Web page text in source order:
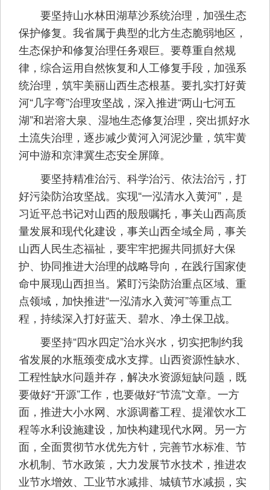
要坚持山水林田湖草沙系统治理，加强生态
保护修复。我省属于典型的北方生态脆弱地区，
生态保护和修复治理任务艰巨。要尊重自然规
律，综合运用自然恢复和人工修复手段，加强系
统治理，筑牢美丽山西生态根基。要扎实打好黄
河“几字弯”治理攻坚战，深入推进“两山七河五
湖”和岩溶大泉、湿地生态修复治理，突出抓好水
土流失治理，逐步减少黄河入河泥沙量，筑牢黄
河中游和京津冀生态安全屏障。
要坚持精准治污、科学治污、依法治污，打
好污染防治攻坚战。实现“一泓清水入黄河”，是
习近平总书记对山西的殷殷嘱托，事关山西高质
量发展和现代化建设，事关山西全域全局，事关
山西人民生态福祉，要牢牢把握共同抓好大保
护、协同推进大治理的战略导向，在践行国家使
命中展现山西担当。紧盯污染防治重点区域、重
点领域，加快推进“一泓清水入黄河”等重点工
程，持续深入打好蓝天、碧水、净土保卫战。
要坚持“四水四定”治水兴水，切实把制约我
省发展的水瓶颈变成水支撑。山西资源性缺水、
工程性缺水问题并存，解决水资源短缺问题，既
要做好“开源”工作，也要做好“节流”文章。一方
面，推进大小水网、水源调蓄工程、提灌饮水工
程等水利设施建设，加快构建现代水网。另一方
面，全面贯彻节水优先方针，完善节水标准、节
水机制、节水政策，大力发展节水技术，推进农
业节水增效、工业节水减排、城镇节水减损，实